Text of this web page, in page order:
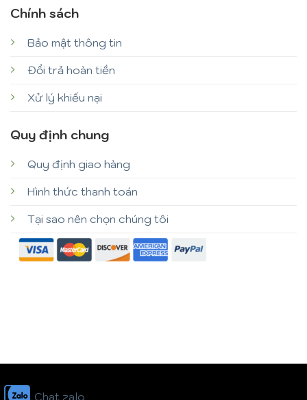
Chính sách
Bảo mật thông tin
Đổi trả hoàn tiền
Xử lý khiếu nại
Quy định chung
Quy định giao hàng
Hình thức thanh toán
Tại sao nên chọn chúng tôi
Chat zalo